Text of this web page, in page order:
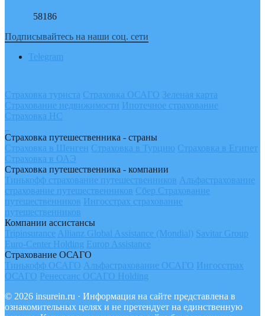
58186
Подписывайтесь на наши соц. сети
Telegram
Страховка туриста Страховка ОСАГО Зеленая карта
Страхование недвижимости Ипотечное страхование
Страховка НС
Страховка путешественника - страны
Страховка в Шенген Страховка в Турцию Страховка в Египет
Страховка в ОАЭ
Страховка путешественника - компании
Тинькофф страхование путешественников Альфастрахование
страхование путешественников Сбер Страхование
путешественников Ингосстрах страхование
путешественников
Компании ассистансы
Tripinsurance Allianz Global Assistance (Mondial) Savitar Group
Euro-Center Holding Europ Assistance
Страхование ОСАГО
Тинькофф ОСАГО Альфастрахование ОСАГО Ингосстрах
ОСАГО Ренессанс ОСАГО Holding
© 2026 insurein.ru · Информация на сайте представлена в
ознакомительных целях и не претендует на единственную